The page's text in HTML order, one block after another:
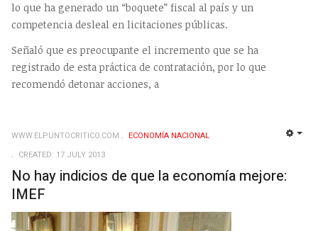
lo que ha generado un “boquete” fiscal al país y un
competencia desleal en licitaciones públicas.
Señaló que es preocupante el incremento que se ha
registrado de esta práctica de contratación, por lo que
recomendó detonar acciones, a
WWW.ELPUNTOCRITICO.COM
ECONOMÍ­A NACIONAL
CREATED: 17 JULY 2013
No hay indicios de que la economía mejore:
IMEF